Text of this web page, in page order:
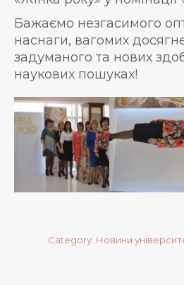
Бажаємо незгасимого
наснаги, вагомих
задуманого та нових
наукових пошуках!
Category: Новини